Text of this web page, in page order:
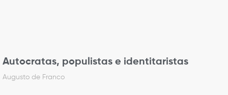
Autocratas, populistas e identitaristas
Augusto de Franco